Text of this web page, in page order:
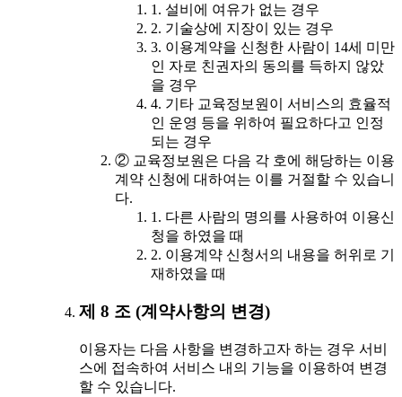
1. 설비에 여유가 없는 경우
2. 기술상에 지장이 있는 경우
3. 이용계약을 신청한 사람이 14세 미만
인 자로 친권자의 동의를 득하지 않았
을 경우
4. 기타 교육정보원이 서비스의 효율적
인 운영 등을 위하여 필요하다고 인정
되는 경우
② 교육정보원은 다음 각 호에 해당하는 이용
계약 신청에 대하여는 이를 거절할 수 있습니
다.
1. 다른 사람의 명의를 사용하여 이용신
청을 하였을 때
2. 이용계약 신청서의 내용을 허위로 기
재하였을 때
제 8 조 (계약사항의 변경)
이용자는 다음 사항을 변경하고자 하는 경우 서비
스에 접속하여 서비스 내의 기능을 이용하여 변경
할 수 있습니다.